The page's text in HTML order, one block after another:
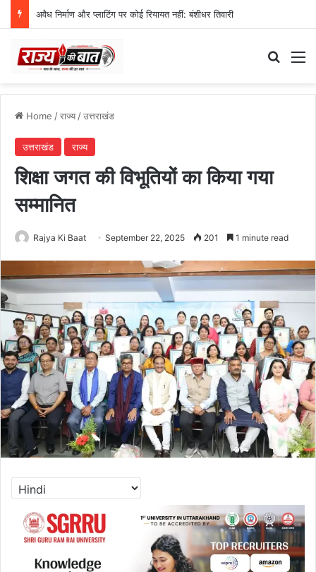
अवैध निर्माण और प्लाटिंग पर कोई रियायत नहीं: बंशीधर तिवारी
Home /राज्य/उत्तराखंड
उत्तराखंड राज्य
शिक्षा जगत की विभूतियों का किया गया
सम्मानित
Rajya Ki Baat September 22, 2025 201 1 minute read